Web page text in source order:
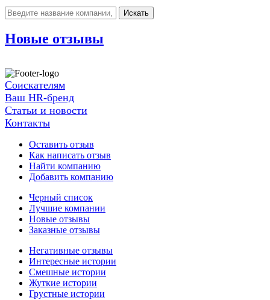
Искать
Новые отзывы
Соискателям
Ваш HR-бренд
Статьи и новости
Контакты
Оставить отзыв
Как написать отзыв
Найти компанию
Добавить компанию
Черный список
Лучшие компании
Новые отзывы
Заказные отзывы
Негативные отзывы
Интересные истории
Смешные истории
Жуткие истории
Грустные истории